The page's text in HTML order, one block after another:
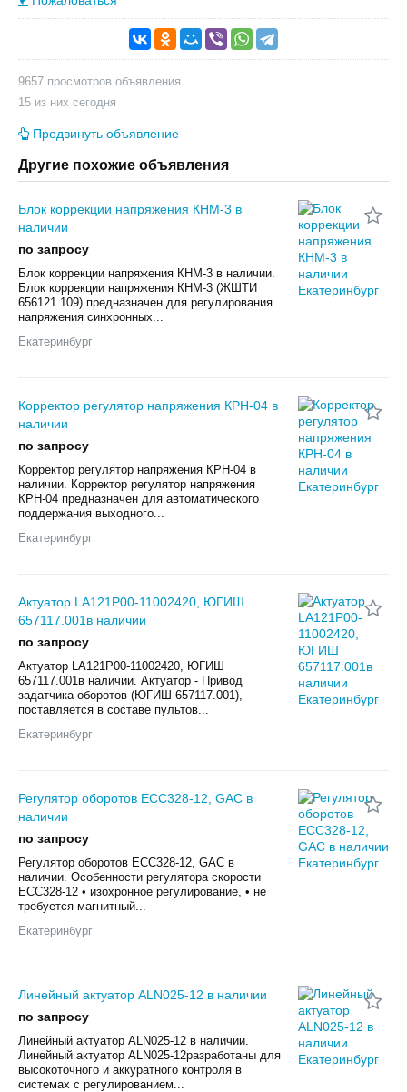
9657 просмотров объявления
15 из них сегодня
Продвинуть объявление
Другие похожие объявления
Блок коррекции напряжения КНМ-3 в
наличии
по запросу
Блок коррекции напряжения КНМ-3 в наличии.
Блок коррекции напряжения КНМ-3 (ЖШТИ
656121.109) предназначен для регулирования
напряжения синхронных...
Екатеринбург
Корректор регулятор напряжения КРН-04 в
наличии
по запросу
Корректор регулятор напряжения КРН-04 в
наличии. Корректор регулятор напряжения
КРН-04 предназначен для автоматического
поддержания выходного...
Екатеринбург
Актуатор LA121P00-11002420, ЮГИШ
657117.001в наличии
по запросу
Актуатор LA121P00-11002420, ЮГИШ
657117.001в наличии. Актуатор - Привод
задатчика оборотов (ЮГИШ 657117.001),
поставляется в составе пультов...
Екатеринбург
Регулятор оборотов ECC328-12, GAC в
наличии
по запросу
Регулятор оборотов ECC328-12, GAC в
наличии. Особенности регулятора скорости
ECC328-12 • изохронное регулирование, • не
требуется магнитный...
Екатеринбург
Линейный актуатор ALN025-12 в наличии
по запросу
Линейный актуатор ALN025-12 в наличии.
Линейный актуатор ALN025-12разработаны для
высокоточного и аккуратного контроля в
системах с регулированием...